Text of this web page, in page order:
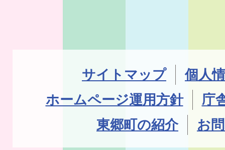
サイトマップ
個人
ホームページ運用方針
庁
東郷町の紹介
お